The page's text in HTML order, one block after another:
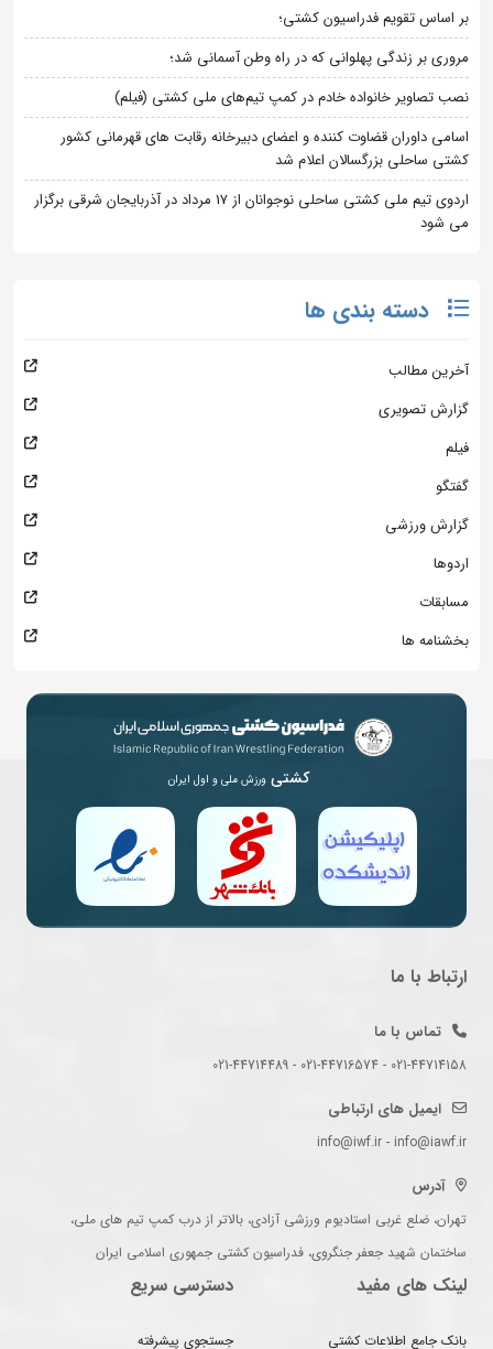
بر اساس تقویم فدراسیون کشتی؛
مروری بر زندگی پهلوانی که در راه وطن آسمانی شد؛
نصب تصاویر خانواده خادم در کمپ تیم‌های ملی کشتی (فیلم)
اسامی داوران قضاوت کننده و اعضای دبیرخانه رقابت های قهرمانی کشور
کشتی ساحلی بزرگسالان اعلام شد
اردوی تیم ملی کشتی ساحلی نوجوانان از 17 مرداد در آذربایجان شرقی برگزار
می شود
دسته بندی ها
آخرین مطالب
گزارش تصویری
فیلم
گفتگو
گزارش ورزشی
اردوها
مسابقات
بخشنامه ها
کشتی ورزش ملی و اول ایران
ارتباط با ما
تماس با ما
021-44714158 - 021-44716574 - 021-44714489
ایمیل های ارتباطی
info@iwf.ir - info@iawf.ir
آدرس
تهران، ضلع غربی استادیوم ورزشی آزادی، بالاتر از درب کمپ تیم های ملی،
ساختمان شهید جعفر جنگروی، فدراسیون کشتی جمهوری اسلامی ایران
لینک های مفید
بانک جامع اطلاعات کشتی
دسترسی سریع
جستجوی پیشرفته